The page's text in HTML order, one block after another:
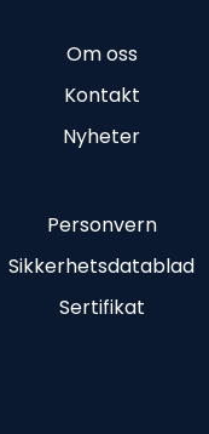
Om oss
Kontakt
Nyheter
Personvern
Sikkerhetsdatablad
Sertifikat